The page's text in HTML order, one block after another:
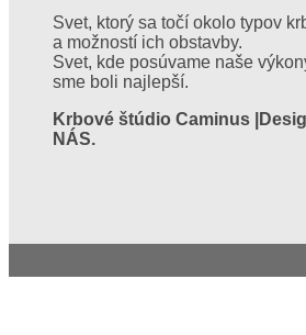
Svet, ktorý sa točí okolo typov
a možností ich obstavby.
Svet, kde posúvame naše
sme boli najlepší.
Krbové štúdio Caminus
NÁS.